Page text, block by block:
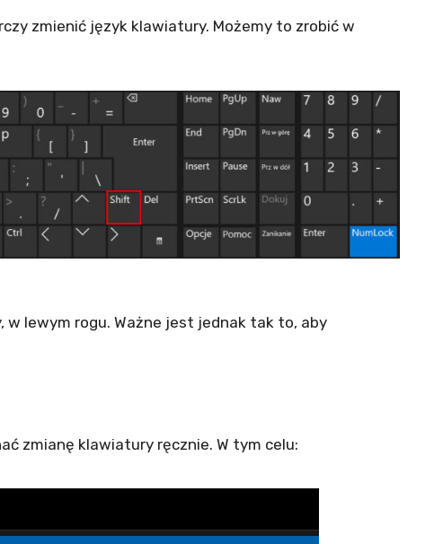
zmienić język klawiatury. Możemy to zrobić w
lewym rogu. Ważne jest jednak tak to, aby
zmianę klawiatury ręcznie. W tym celu: